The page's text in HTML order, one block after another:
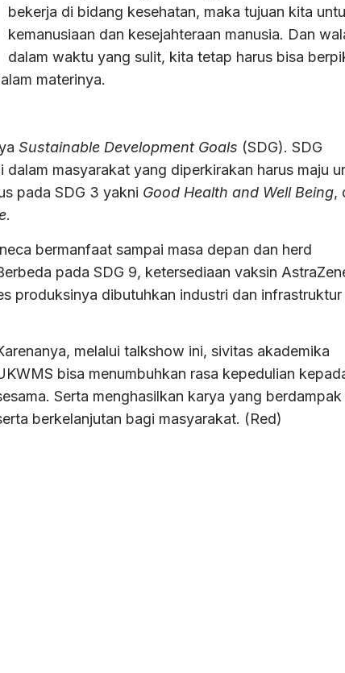
bekerja di bidang kesehatan, maka tujuan kita
kemanusiaan dan kesejahteraan manusia. Dan
dalam waktu yang sulit, kita tetap harus bisa
materinya.
Sustainable Development Goals (SDG). SDG
masyarakat yang diperkirakan harus maju
pada SDG 3 yakni Good Health and Well Being,
.
bermanfaat sampai masa depan dan herd
pada SDG 9, ketersediaan vaksin
produksinya dibutuhkan industri dan infrastruktur
melalui talkshow ini, sivitas akademika
bisa menumbuhkan rasa kepedulian
Serta menghasilkan karya yang berdampak
berkelanjutan bagi masyarakat. (Red)